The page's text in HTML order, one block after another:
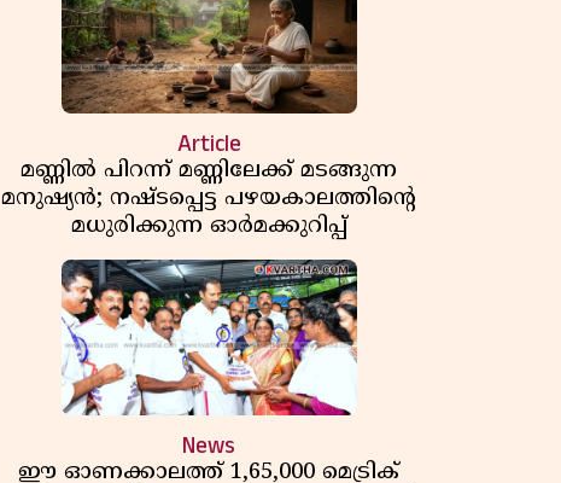
Article
മണ്ണിൽ പിറന്ന് മണ്ണിലേക്ക് മടങ്ങുന്ന
മനുഷ്യൻ; നഷ്ടപ്പെട്ട പഴയകാലത്തിൻ്റെ
മധുരിക്കുന്ന ഓർമക്കുറിപ്പ്
News
ഈ ഓണക്കാലത്ത് 1,65,000 മെട്രിക്